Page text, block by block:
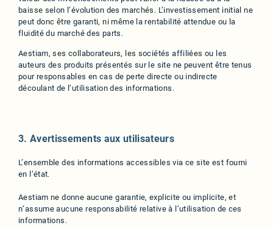
baisse selon l’évolution des marchés. L’investissement initial ne
peut donc être garanti, ni même la rentabilité attendue ou la
fluidité du marché des parts.
Aestiam, ses collaborateurs, les sociétés affiliées ou les
auteurs des produits présentés sur le site ne peuvent être tenus
pour responsables en cas de perte directe ou indirecte
découlant de l’utilisation des informations.
3. Avertissements aux utilisateurs
L’ensemble des informations accessibles via ce site est fourni
en l’état.
Aestiam ne donne aucune garantie, explicite ou implicite, et
n’assume aucune responsabilité relative à l’utilisation de ces
informations.